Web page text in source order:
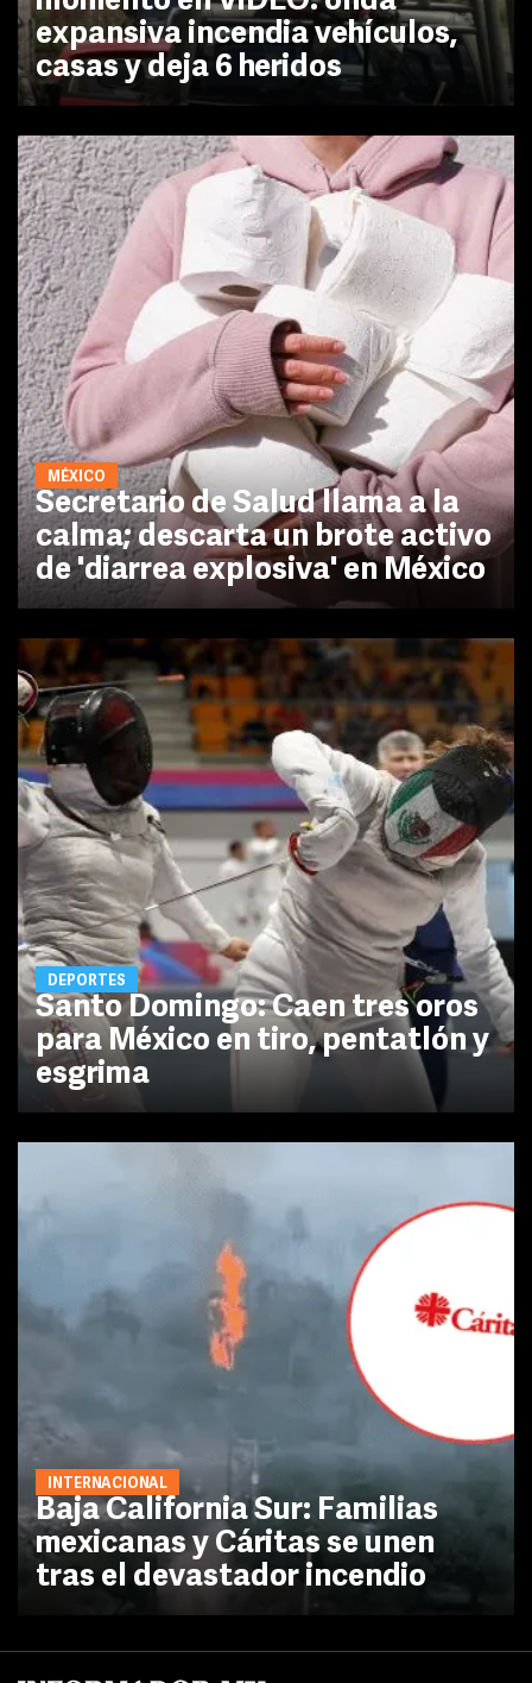
expansiva incendia vehículos,
casas y deja 6 heridos
MÉXICO
Secretario de Salud llama a la
calma; descarta un brote activo
de 'diarrea explosiva' en México
DEPORTES
Santo Domingo: Caen tres oros
para México en tiro, pentatlón y
esgrima
INTERNACIONAL
Baja California Sur: Familias
mexicanas y Cáritas se unen
tras el devastador incendio